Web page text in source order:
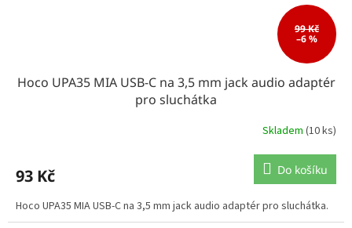
99 Kč
–6 %
Hoco UPA35 MIA USB-C na 3,5 mm jack audio adaptér
pro sluchátka
Skladem (10 ks)
93 Kč Do košíku
Hoco UPA35 MIA USB-C na 3,5 mm jack audio adaptér pro sluchátka.